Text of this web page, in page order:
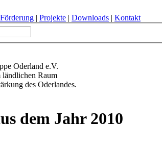
Förderung | Projekte | Downloads | Kontakt
Oderland e.V.
ländlichen Raum
des Oderlandes.
dem Jahr 2010